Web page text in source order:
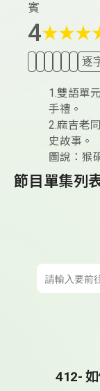
賓
4★★★
逐
1.雙語單
手禮。
2.麻吉老
史故事。
圖說：猴
節目單集列
412-